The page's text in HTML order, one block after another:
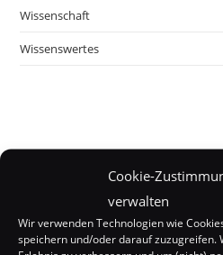
Cookie-
verwalten
Wir verwenden Technologien wie
speichern und/oder darauf zuzugreifen.
Wissenschaft
Wissenswertes